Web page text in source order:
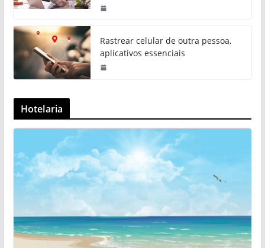
Rastrear celular de outra pessoa,
aplicativos essenciais
Hotelaria